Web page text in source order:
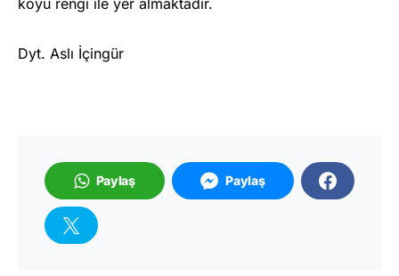
koyu rengi ile yer almaktadır.
Dyt. Aslı İçingür
Paylaş Paylaş